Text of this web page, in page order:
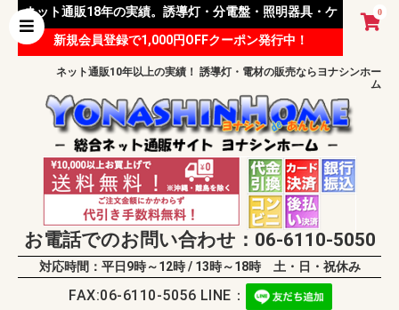
0
ネット通販18年の実績。誘導灯・分電盤・照明器具・ケ
ーブル等 様々な資材を取り扱っています。
新規会員登録で1,000円OFFクーポン発行中！
ネット通販10年以上の実績！ 誘導灯・電材の販売ならヨナシンホー
ム
お電話でのお問い合わせ：06-6110-5050
対応時間：平日9時～12時 / 13時～18時 土・日・祝休み
FAX:06-6110-5056 LINE：